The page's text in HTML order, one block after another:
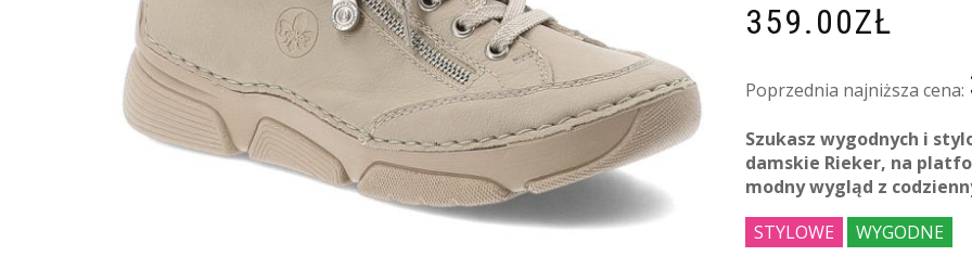
359.00ZŁ
Poprzednia najniższa cena:
Szukasz wygodnych i
damskie Rieker, na
modny wygląd z
STYLOWE
WYGODNE